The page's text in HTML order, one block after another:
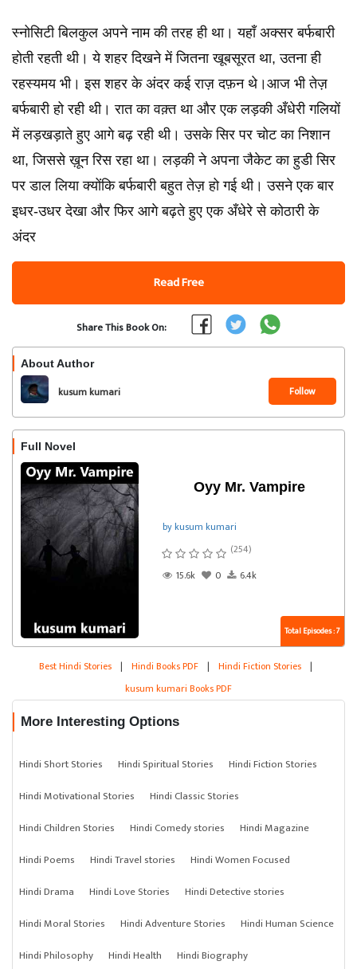
स्नोसिटी बिलकुल अपने नाम की तरह ही था। यहाँ अक्सर बर्फबारी
होती रहती थी। ये शहर दिखने में जितना खूबसूरत था, उतना ही
रहस्यमय भी। इस शहर के अंदर कई राज़ दफ़न थे।आज भी तेज़
बर्फबारी हो रही थी। रात का वक़्त था और एक लड़की अँधेरी गलियों
में लड़खड़ाते हुए आगे बढ़ रही थी। उसके सिर पर चोट का निशान
था, जिससे ख़ून रिस रहा था। लड़की ने अपना जैकेट का हुडी सिर
पर डाल लिया क्योंकि बर्फबारी बहुत तेज़ हो गई थी। उसने एक बार
इधर-उधर देखा और फिर आगे बढ़ते हुए एक अँधेरे से कोठारी के
अंदर
Read Free
Share This Book On:
About Author
kusum kumari Follow
Full Novel
Oyy Mr. Vampire
by kusum kumari
(254)
15.6k
0 6.4k
Total Episodes : 7
Best Hindi Stories | Hindi Books PDF | Hindi Fiction Stories |
kusum kumari Books PDF
More Interesting Options
Hindi Short Stories Hindi Spiritual Stories
Hindi Fiction Stories
Hindi Motivational Stories
Hindi Classic Stories
Hindi Children Stories
Hindi Comedy stories
Hindi Magazine
Hindi Poems
Hindi Travel stories
Hindi Women Focused
Hindi Drama
Hindi Love Stories
Hindi Detective stories
Hindi Moral Stories
Hindi Adventure Stories
Hindi Human Science
Hindi Philosophy
Hindi Health Hindi Biography